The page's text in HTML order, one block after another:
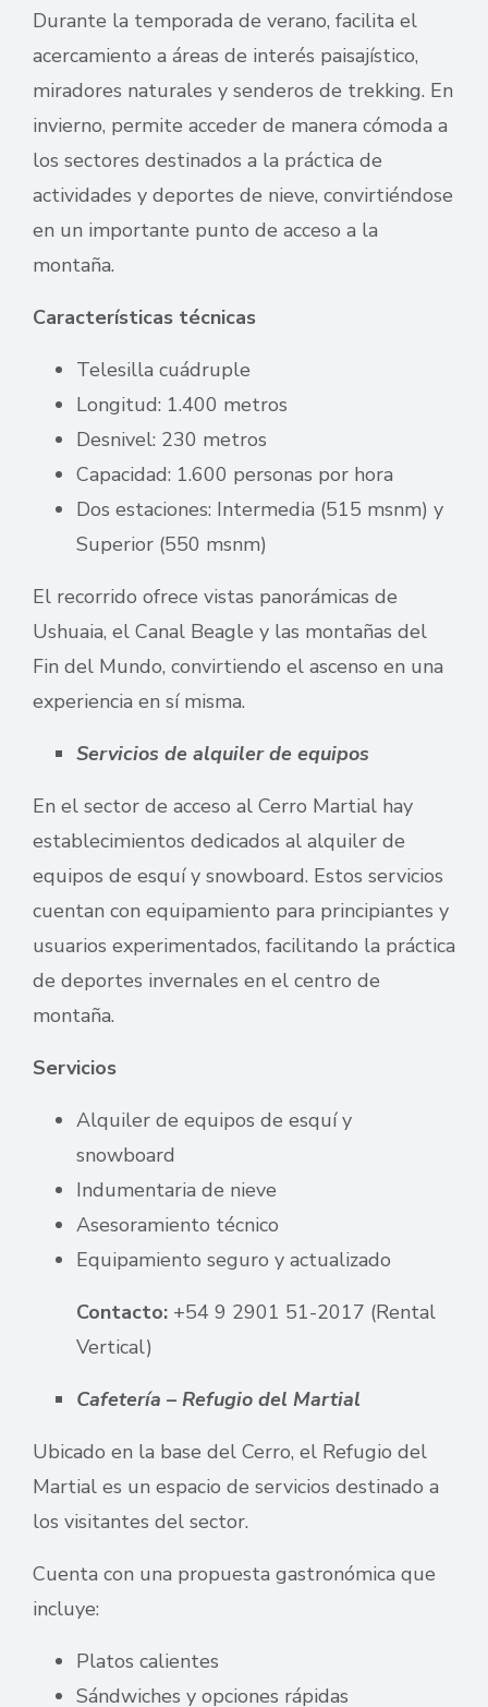
Durante la temporada de verano, facilita el
acercamiento a áreas de interés paisajístico,
miradores naturales y senderos de trekking. En
invierno, permite acceder de manera cómoda a
los sectores destinados a la práctica de
actividades y deportes de nieve, convirtiéndose
en un importante punto de acceso a la
montaña.
Características técnicas
Telesilla cuádruple
Longitud: 1.400 metros
Desnivel: 230 metros
Capacidad: 1.600 personas por hora
Dos estaciones: Intermedia (515 msnm) y
Superior (550 msnm)
El recorrido ofrece vistas panorámicas de
Ushuaia, el Canal Beagle y las montañas del
Fin del Mundo, convirtiendo el ascenso en una
experiencia en sí misma.
Servicios de alquiler de equipos
En el sector de acceso al Cerro Martial hay
establecimientos dedicados al alquiler de
equipos de esquí y snowboard. Estos servicios
cuentan con equipamiento para principiantes y
usuarios experimentados, facilitando la práctica
de deportes invernales en el centro de
montaña.
Servicios
Alquiler de equipos de esquí y
snowboard
Indumentaria de nieve
Asesoramiento técnico
Equipamiento seguro y actualizado
Contacto: +54 9 2901 51-2017 (Rental
Vertical)
Cafetería – Refugio del Martial
Ubicado en la base del Cerro, el Refugio del
Martial es un espacio de servicios destinado a
los visitantes del sector.
Cuenta con una propuesta gastronómica que
incluye:
Platos calientes
Sándwiches y opciones rápidas